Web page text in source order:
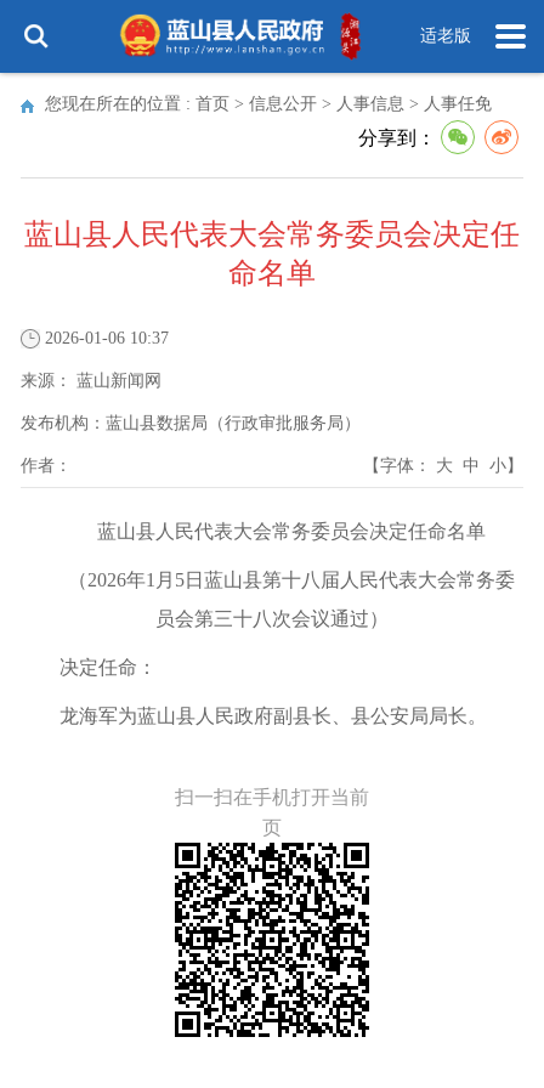
适老版
您现在所在的位置 : 首页 > 信息公开 > 人事信息 > 人事任免
分享到：
蓝山县人民代表大会常务委员会决定任
命名单
2026-01-06 10:37
来源： 蓝山新闻网
发布机构： 蓝山县数据局（行政审批服务局）
作者： 【字体： 大 中 小】
蓝山县人民代表大会常务委员会决定任命名单
（2026年1月5日蓝山县第十八届人民代表大会常务委
员会第三十八次会议通过）
决定任命：
龙海军为蓝山县人民政府副县长、县公安局局长。
扫一扫在手机打开当前
页